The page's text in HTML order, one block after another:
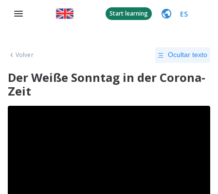
Start learning ES
Volver Ocultar texto
Der Weiße Sonntag in der Corona-
Zeit